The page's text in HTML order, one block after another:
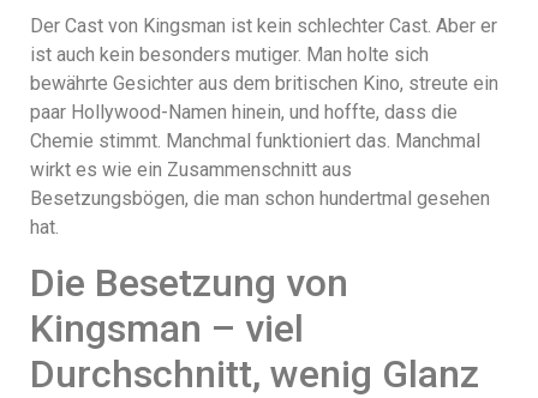
Der Cast von Kingsman ist kein schlechter Cast. Aber er
ist auch kein besonders mutiger. Man holte sich
bewährte Gesichter aus dem britischen Kino, streute ein
paar Hollywood-Namen hinein, und hoffte, dass die
Chemie stimmt. Manchmal funktioniert das. Manchmal
wirkt es wie ein Zusammenschnitt aus
Besetzungsbögen, die man schon hundertmal gesehen
hat.
Die Besetzung von
Kingsman – viel
Durchschnitt, wenig Glanz